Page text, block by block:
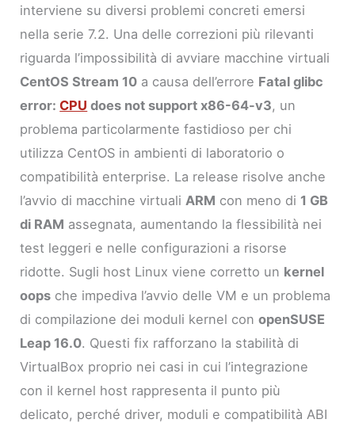
interviene su diversi problemi concreti emersi
nella serie 7.2. Una delle correzioni più rilevanti
riguarda l’impossibilità di avviare macchine virtuali
CentOS Stream 10 a causa dell’errore Fatal glibc
error:CPU does not support x86-64-v3, un
problema particolarmente fastidioso per chi
utilizza CentOS in ambienti di laboratorio o
compatibilità enterprise. La release risolve anche
l’avvio di macchine virtuali ARM con meno di 1 GB
di RAM assegnata, aumentando la flessibilità nei
test leggeri e nelle configurazioni a risorse
ridotte. Sugli host Linux viene corretto un kernel
oops che impediva l’avvio delle VM e un problema
di compilazione dei moduli kernel conopenSUSE
Leap 16.0. Questi fix rafforzano la stabilità di
VirtualBox proprio nei casi in cui l’integrazione
con il kernel host rappresenta il punto più
delicato, perché driver, moduli e compatibilità ABI